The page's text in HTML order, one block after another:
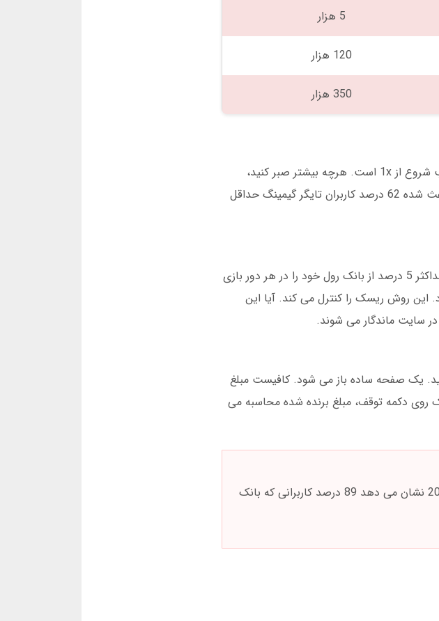
5 هزار
120 هزار
350 هزار
بازی انفجار چیست؟ تصور کنید یک هویج راکت در صفحه شما نمایش داده می شود. ضریب شروع از 1x است. هرچه بیشتر صبر کنید،
ضریب بالاتر می رود. اما اگر راکت منفجر شود، همه پول شما از بین می رود. این سادگی باعث شده 62 درصد کاربران تایگر گیمینگ حداقل
یک دوستم در اصفهان هر شب بعد از کار به این بازی فکر می کند. استراتژی او این است: حداکثر 5 درصد از بانک رول خود را در هر دور بازی
باشد، فقط 100 هزار تومان شرط می بندد. این روش ریسک را کنترل می کند. آیا این
یک صفحه ساده باز می شود. کافیست مبلغ
روی دکمه توقف، مبلغ برنده شده محاسبه می
هرگز بیش از 10 درصد سرمایه خود را در یک دور بازی انفجار شرط نبندید. آمار مارس 2025 نشان می دهد 89 درصد کاربرانی که بانک